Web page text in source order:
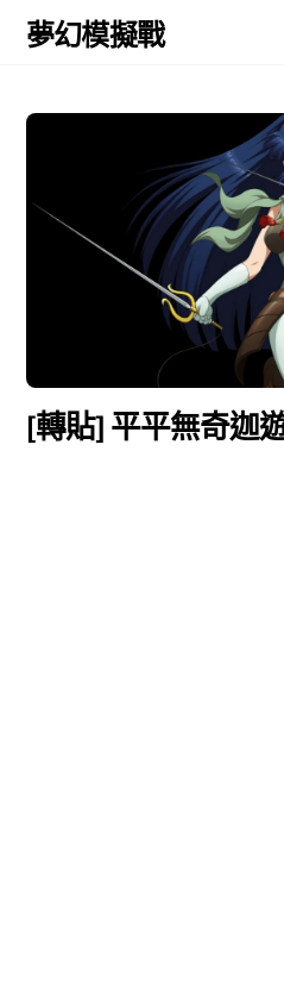
Skip
夢幻模擬戰
[轉貼] 平平無奇迦